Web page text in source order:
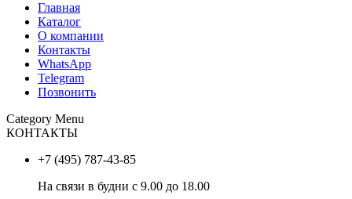
Главная
Каталог
О компании
Контакты
WhatsApp
Telegram
Позвонить
Category Menu
КОНТАКТЫ
+7 (495) 787-43-85
На связи в будни с 9.00 до 18.00